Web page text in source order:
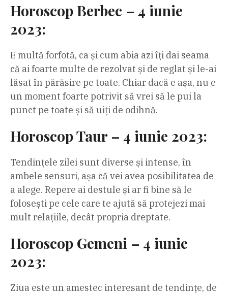
Horoscop Berbec – 4 iunie
2023:
E multă forfotă, ca și cum abia azi îți dai seama
că ai foarte multe de rezolvat și de reglat și le-ai
lăsat în părăsire pe toate. Chiar dacă e așa, nu e
un moment foarte potrivit să vrei să le pui la
punct pe toate și să uiți de odihnă.
Horoscop Taur – 4 iunie 2023:
Tendințele zilei sunt diverse și intense, în
ambele sensuri, așa că vei avea posibilitatea de
a alege. Repere ai destule și ar fi bine să le
folosești pe cele care te ajută să protejezi mai
mult relațiile, decât propria dreptate.
Horoscop Gemeni – 4 iunie
2023:
Ziua este un amestec interesant de tendințe, de